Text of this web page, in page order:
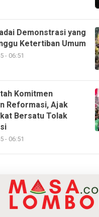
Demonstrasi yang
Ketertiban Umum
- 06:51
Komitmen
Reformasi, Ajak
Bersatu Tolak
- 06:51